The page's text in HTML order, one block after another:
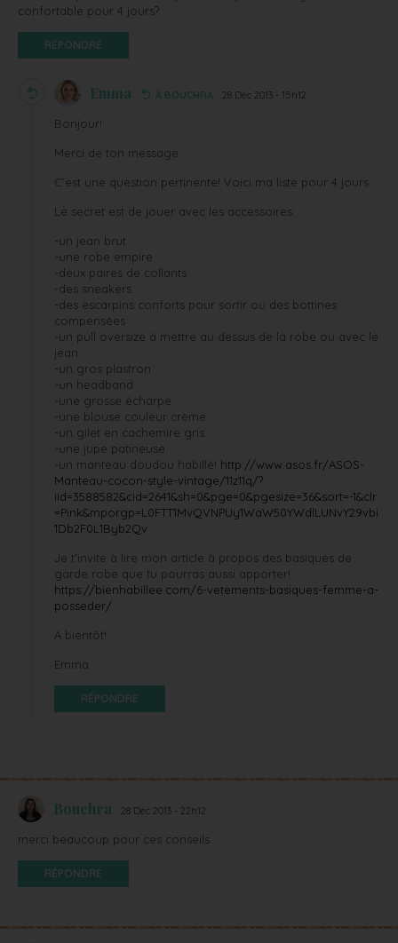
confortable pour 4 jours?
RÉPONDRE
Emma À BOUCHRA 28 Déc 2013 - 15h12
Bonjour!
Merci de ton message.
C’est une question pertinente! Voici ma liste pour 4 jours:
Le secret est de jouer avec les accessoires:
-un jean brut
-une robe empire
-deux paires de collants
-des sneakers
-des escarpins conforts pour sortir ou des bottines
compensées
-un pull oversize à mettre au dessus de la robe ou avec le
jean
-un gros plastron
-un headband
-une grosse écharpe
-une blouse couleur crème
-un gilet en cachemire gris
-une jupe patineuse
-un manteau doudou habillé! http://www.asos.fr/ASOS-
Manteau-cocon-style-vintage/11z11q/?
iid=3588582&cid=2641&sh=0&pge=0&pgesize=36&sort=-1&clr
=Pink&mporgp=L0FTT1MvQVNPUy1WaW50YWdlLUNvY29vbi
1Db2F0L1Byb2Qv
Je t’invite à lire mon article à propos des basiques de
garde robe que tu pourras aussi apporter!
https://bienhabillee.com/6-vetements-basiques-femme-a-
posseder/
A bientôt!
Emma
RÉPONDRE
Bouchra 28 Déc 2013 - 22h12
merci beaucoup pour ces conseils.
RÉPONDRE